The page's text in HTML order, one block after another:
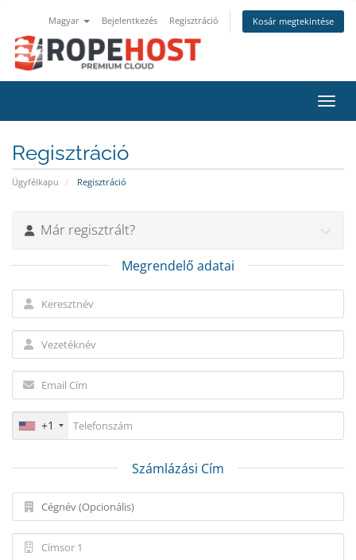
Magyar Bejelentkezés Regisztráció Kosár megtekintése
Regisztráció
Ügyfélkapu Regisztráció
Már regisztrált?
Megrendelő adatai
+1
Számlázási Cím